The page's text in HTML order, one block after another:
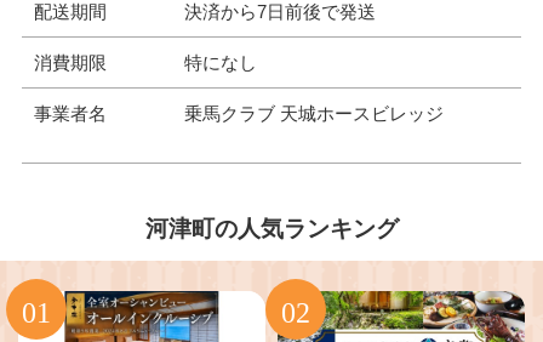
配送期間 決済から7日前後で発送
消費期限 特になし
事業者名 乗馬クラブ 天城ホースビレッジ
河津町の人気ランキング